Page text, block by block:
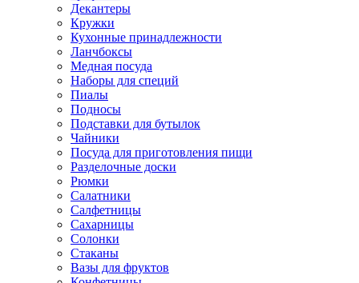
Декантеры
Кружки
Кухонные принадлежности
Ланчбоксы
Медная посуда
Наборы для специй
Пиалы
Подносы
Подставки для бутылок
Чайники
Посуда для приготовления пищи
Разделочные доски
Рюмки
Салатники
Салфетницы
Сахарницы
Солонки
Стаканы
Вазы для фруктов